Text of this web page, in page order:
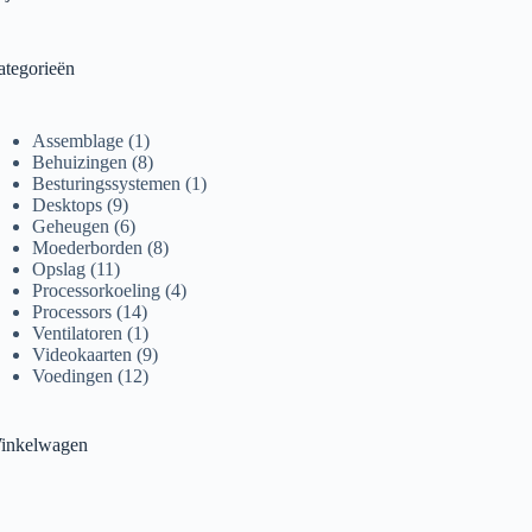
Assemblage 11
product
Behuizingen 88
producten
Besturingssystemen 11
Desktops 99
producten
Geheugen 66
producten
Moederborden 88
Opslag 1111
producten
Processorkoeling 44
Processors 1414
producten
Ventilatoren 11
product
Videokaarten 99
Voedingen 1212